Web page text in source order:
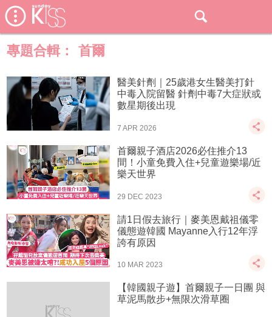
專題合輯： 首爾
醫美針劑｜25歲港女生醫美打針
中毒入院留醫 針劑中毒7大症狀或
數星期後出現
7 APR 2026
首爾親子酒店2026必住推介13
間！小童免費入住+兒童遊樂場/近
樂天世界
29 DEC 2023
請1日假去旅行｜麥美恩戴祖儀零
儀態遊韓國 Mayanne入行12年浮
誇有原因
10 MAR 2023
【韓國親子遊】首爾親子一日團 與
草泥馬散步+無限次滑草圈